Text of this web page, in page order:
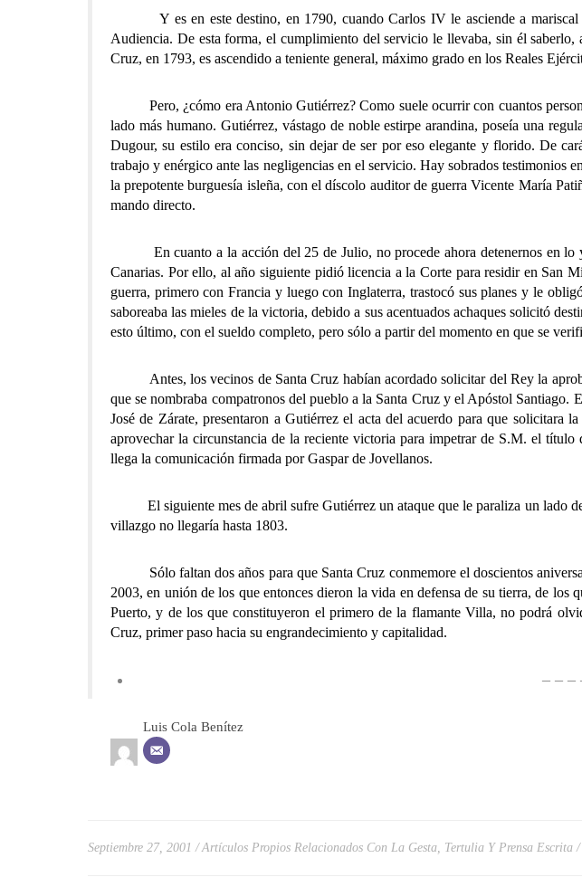
Y es en este destino, en 1790, cuando Carlos IV le asciende a mariscal
Audiencia. De esta forma, el cumplimiento del servicio le llevaba, sin él
Cruz, en 1793, es ascendido a teniente general, máximo grado en los Reales
Pero, ¿cómo era Antonio Gutiérrez? Como suele ocurrir con cuantos
lado más humano. Gutiérrez, vástago de noble estirpe arandina, poseía una
Dugour, su estilo era conciso, sin dejar de ser por eso elegante y florido. De
trabajo y enérgico ante las negligencias en el servicio. Hay sobrados testimonios
la prepotente burguesía isleña, con el díscolo auditor de guerra Vicente María
mando directo.
En cuanto a la acción del 25 de Julio, no procede ahora detenernos en lo
Canarias. Por ello, al año siguiente pidió licencia a la Corte para residir en San
guerra, primero con Francia y luego con Inglaterra, trastocó sus planes y le
saboreaba las mieles de la victoria, debido a sus acentuados achaques solicitó
esto último, con el sueldo completo, pero sólo a partir del momento en que se
Antes, los vecinos de Santa Cruz habían acordado solicitar del Rey la
que se nombraba compatronos del pueblo a la Santa Cruz y el Apóstol
José de Zárate, presentaron a Gutiérrez el acta del acuerdo para que solicitara
aprovechar la circunstancia de la reciente victoria para impetrar de S.M. el
llega la comunicación firmada por Gaspar de Jovellanos.
El siguiente mes de abril sufre Gutiérrez un ataque que le paraliza un lado
villazgo no llegaría hasta 1803.
Sólo faltan dos años para que Santa Cruz conmemore el doscientos
2003, en unión de los que entonces dieron la vida en defensa de su tierra, de
Puerto, y de los que constituyeron el primero de la flamante Villa, no podrá
Cruz, primer paso hacia su engrandecimiento y capitalidad.
– – –
Luis Cola Benítez
Septiembre 27, 2001 Artículos Propios Relacionados Con La Gesta Tertulia Y Prensa Escrita